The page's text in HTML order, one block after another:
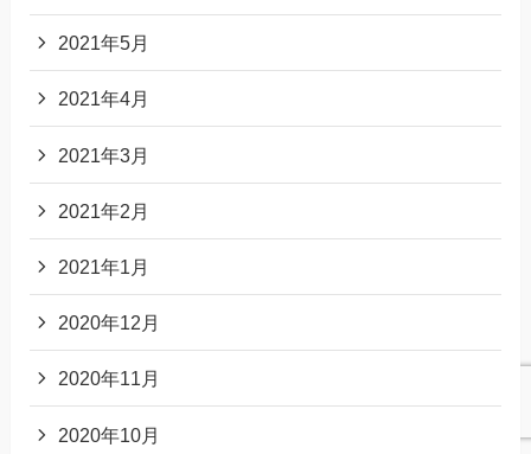
2021年5月
2021年4月
2021年3月
2021年2月
2021年1月
2020年12月
2020年11月
2020年10月